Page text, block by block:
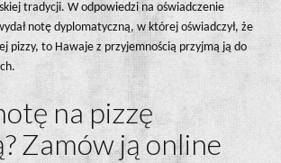
tradycji. W odpowiedzi na oświadczenie
notę dyplomatyczną, w której oświadczył, że
pizzy, to Hawaje z przyjemnością przyjmą ją do
na pizzę
Zamów ją online